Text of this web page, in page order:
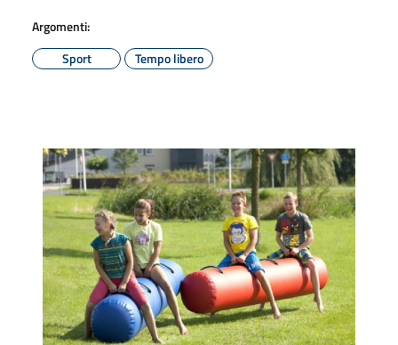
Argomenti:
Sport
Tempo libero